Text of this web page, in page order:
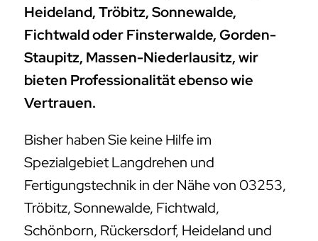
Heideland, Tröbitz, Sonnewalde,
Fichtwald oder Finsterwalde, Gorden-
Staupitz, Massen-Niederlausitz, wir
bieten Professionalität ebenso wie
Vertrauen.
Bisher haben Sie keine Hilfe im
Spezialgebiet Langdrehen und
Fertigungstechnik in der Nähe von 03253,
Tröbitz, Sonnewalde, Fichtwald,
Schönborn, Rückersdorf, Heideland und